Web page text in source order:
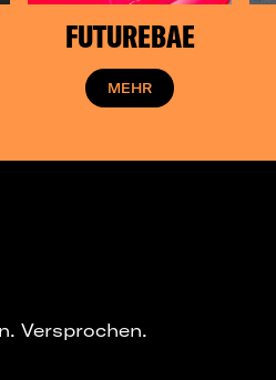
FUTUREBAE
MEHR
Versprochen.